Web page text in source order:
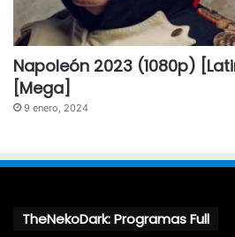
Napoleón 2023 (1080p)
[Mega]
9 enero, 2024
TheNekoDark: Programas Full